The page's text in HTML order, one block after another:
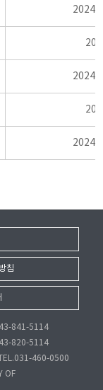
2024
2024
2024
침
841-5114
820-5114
460-0500
OF